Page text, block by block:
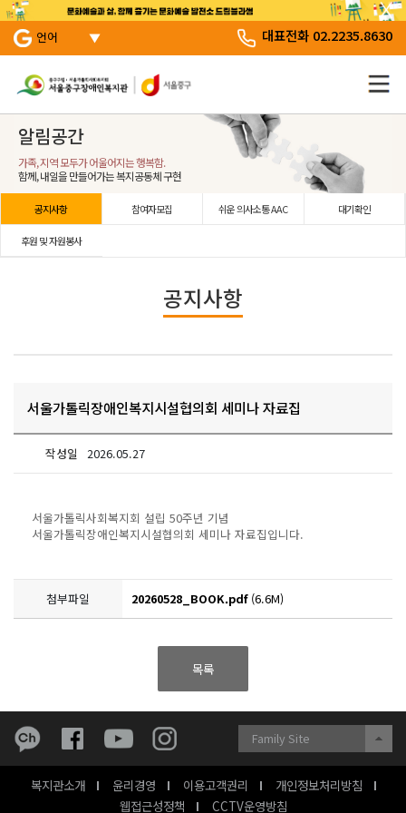
본문 바로 가기
서브 메뉴 바로가기
주 메뉴 바로 가기
언어 대표전화 02.2235.8630
알림공간
가족, 지역 모두가 어울어지는 행복함.
함께, 내일을 만들어가는 복지공동체 구현
공지사항 참여자모집 쉬운 의사소통 AAC 대기확인
후원 및 자원봉사
공지사항
서울가톨릭장애인복지시설협의회 세미나 자료집
작성일 2026.05.27
서울가톨릭사회복지회 설립 50주년 기념
서울가톨릭장애인복지시설협의회 세미나 자료집입니다.
첨부파일 20260528_BOOK.pdf(6.6M)
목록
복지관소개 윤리경영 이용고객권리
개인정보처리방침
웹접근성정책
CCTV운영방침
Family Site